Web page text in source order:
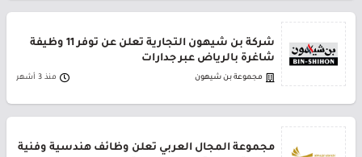
شركة بن شيهون التجارية تعلن عن توفر 11 وظيفة
شاغرة بالرياض عبر جدارات
مجموعة بن شيهون منذ 3 أشهر
مجموعة المجال العربي تعلن وظائف هندسية وفنية